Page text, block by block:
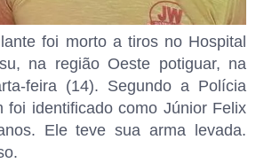
foi morto a tiros no Hospital
na região Oeste potiguar, na
feira (14). Segundo a Polícia
foi identificado como Júnior Felix
Ele teve sua arma levada.